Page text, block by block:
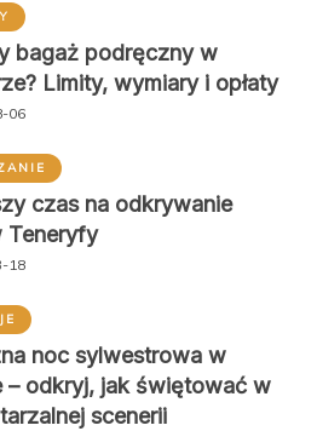
bagaż podręczny w
Limity, wymiary i opłaty
06
czas na odkrywanie
Teneryfy
18
noc sylwestrowa w
– odkryj, jak świętować w
scenerii